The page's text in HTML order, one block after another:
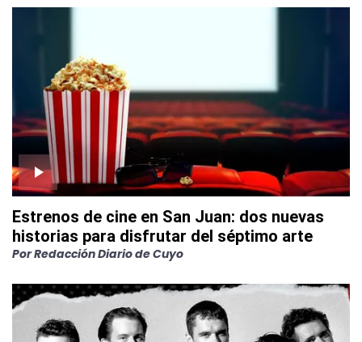
Estrenos de cine en San Juan: dos nuevas
historias para disfrutar del séptimo arte
PorRedacción Diario de Cuyo